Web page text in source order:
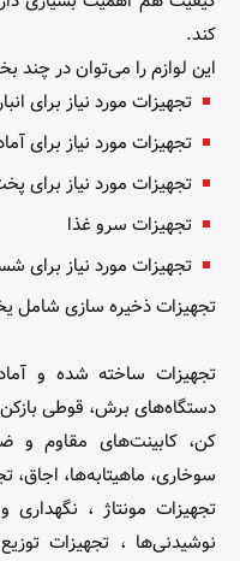
کند.
این لوازم را می‌توان در چند
تجهیزات مورد نیاز برای
تجهیزات مورد نیاز برای
تجهیزات مورد نیاز برای
تجهیزات سرو غذا
تجهیزات مورد نیاز
تجهیزات ذخیره سازی شامل
تجهیزات ساخته شده و
دستگاه‌های برش، قوطی
کن، کابینت‌های مقاوم و
سوخاری، ماهیتابه‌ها، اجاق،
تجهیزات مونتاژ ، نگهداری
نوشیدنی‌ها ، تجهیزات